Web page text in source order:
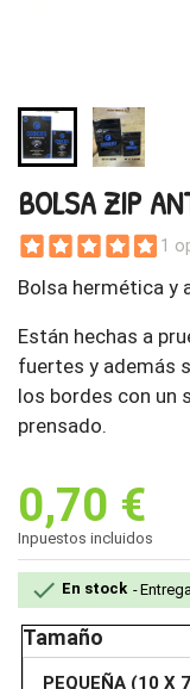
BOLSA ZIP
1
Bolsa hermética y
Están hechas a
fuertes y además
los bordes con un
prensado.
0,70 €
Inpuestos incluidos
 En stock
Tamaño